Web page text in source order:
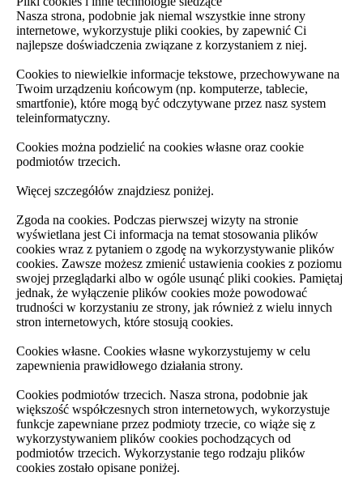
Nasza strona, podobnie jak niemal wszystkie inne strony
internetowe, wykorzystuje pliki cookies, by zapewnić Ci
najlepsze doświadczenia związane z korzystaniem z niej.
Cookies to niewielkie informacje tekstowe, przechowywane na
Twoim urządzeniu końcowym (np. komputerze, tablecie,
smartfonie), które mogą być odczytywane przez nasz system
teleinformatyczny.
Cookies można podzielić na cookies własne oraz cookie
podmiotów trzecich.
Więcej szczegółów znajdziesz poniżej.
Zgoda na cookies. Podczas pierwszej wizyty na stronie
wyświetlana jest Ci informacja na temat stosowania plików
cookies wraz z pytaniem o zgodę na wykorzystywanie plików
cookies. Zawsze możesz zmienić ustawienia cookies z poziomu
swojej przeglądarki albo w ogóle usunąć pliki cookies. Pamiętaj
jednak, że wyłączenie plików cookies może powodować
trudności w korzystaniu ze strony, jak również z wielu innych
stron internetowych, które stosują cookies.
Cookies własne. Cookies własne wykorzystujemy w celu
zapewnienia prawidłowego działania strony.
Cookies podmiotów trzecich. Nasza strona, podobnie jak
większość współczesnych stron internetowych, wykorzystuje
funkcje zapewniane przez podmioty trzecie, co wiąże się z
wykorzystywaniem plików cookies pochodzących od
podmiotów trzecich. Wykorzystanie tego rodzaju plików
cookies zostało opisane poniżej.